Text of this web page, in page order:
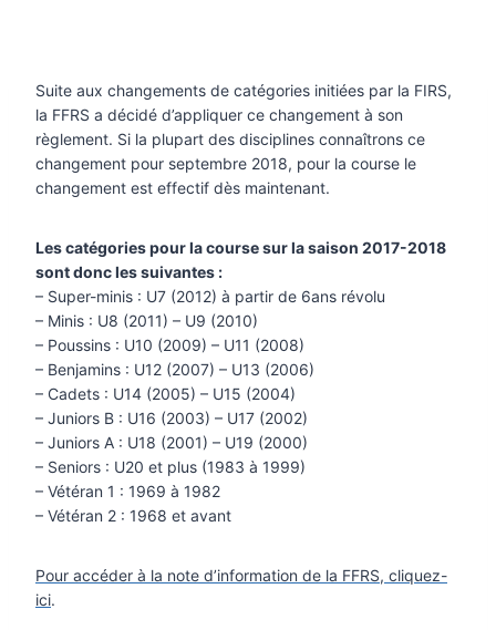
Suite aux changements de catégories initiées par la FIRS,
la FFRS a décidé d’appliquer ce changement à son
règlement. Si la plupart des disciplines connaîtrons ce
changement pour septembre 2018, pour la course le
changement est effectif dès maintenant.
Les catégories pour la course sur la saison 2017-2018
sont donc les suivantes :
– Super-minis : U7 (2012) à partir de 6ans révolu
– Minis : U8 (2011) – U9 (2010)
– Poussins : U10 (2009) – U11 (2008)
– Benjamins : U12 (2007) – U13 (2006)
– Cadets : U14 (2005) – U15 (2004)
– Juniors B : U16 (2003) – U17 (2002)
– Juniors A : U18 (2001) – U19 (2000)
– Seniors : U20 et plus (1983 à 1999)
– Vétéran 1 : 1969 à 1982
– Vétéran 2 : 1968 et avant
Pour accéder à la note d’information de la FFRS, cliquez-
ici.